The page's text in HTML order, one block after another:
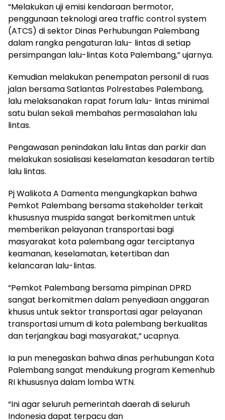
“Melakukan uji emisi kendaraan bermotor,
penggunaan teknologi area traffic control system
(ATCS) di sektor Dinas Perhubungan Palembang
dalam rangka pengaturan lalu- lintas di setiap
persimpangan lalu-lintas Kota Palembang,” ujarnya.
Kemudian melakukan penempatan personil di ruas
jalan bersama Satlantas Polrestabes Palembang,
lalu melaksanakan rapat forum lalu- lintas minimal
satu bulan sekali membahas permasalahan lalu
lintas.
Pengawasan penindakan lalu lintas dan parkir dan
melakukan sosialisasi keselamatan kesadaran tertib
lalu lintas.
Pj Walikota A Damenta mengungkapkan bahwa
Pemkot Palembang bersama stakeholder terkait
khususnya muspida sangat berkomitmen untuk
memberikan pelayanan transportasi bagi
masyarakat kota palembang agar terciptanya
keamanan, keselamatan, ketertiban dan
kelancaran lalu-lintas.
“Pemkot Palembang bersama pimpinan DPRD
sangat berkomitmen dalam penyediaan anggaran
khusus untuk sektor transportasi agar pelayanan
transportasi umum di kota palembang berkualitas
dan terjangkau bagi masyarakat,” ucapnya.
Ia pun menegaskan bahwa dinas perhubungan Kota
Palembang sangat mendukung program Kemenhub
RI khususnya dalam lomba WTN.
“Ini agar seluruh pemerintah daerah di seluruh
Indonesia dapat terpacu dan